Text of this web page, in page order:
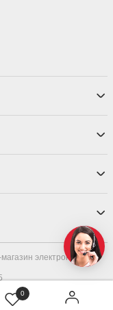
электронных
0